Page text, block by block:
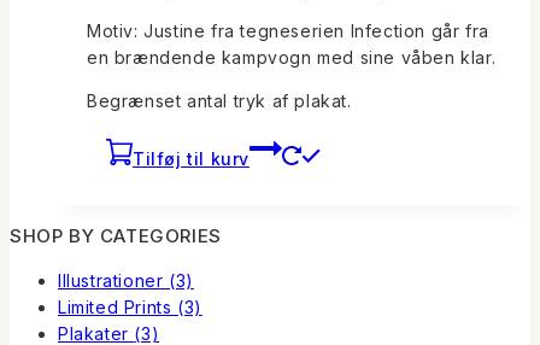
Motiv: Justine fra tegneserien Infection går fra
en brændende kampvogn med sine våben klar.
Begrænset antal tryk af plakat.
Tilføj til kurv
SHOP BY CATEGORIES
Illustrationer (3)
Limited Prints (3)
Plakater (3)